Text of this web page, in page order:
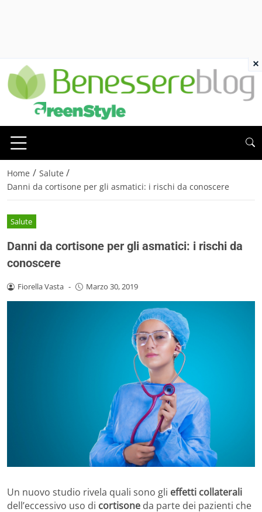
Home / Salute /
Danni da cortisone per gli asmatici: i rischi da conoscere
Salute
Danni da cortisone per gli asmatici: i rischi da
conoscere
Fiorella Vasta - Marzo 30, 2019
Un nuovo studio rivela quali sono gli effetti collaterali
dell’eccessivo uso di cortisone da parte dei pazienti che
×